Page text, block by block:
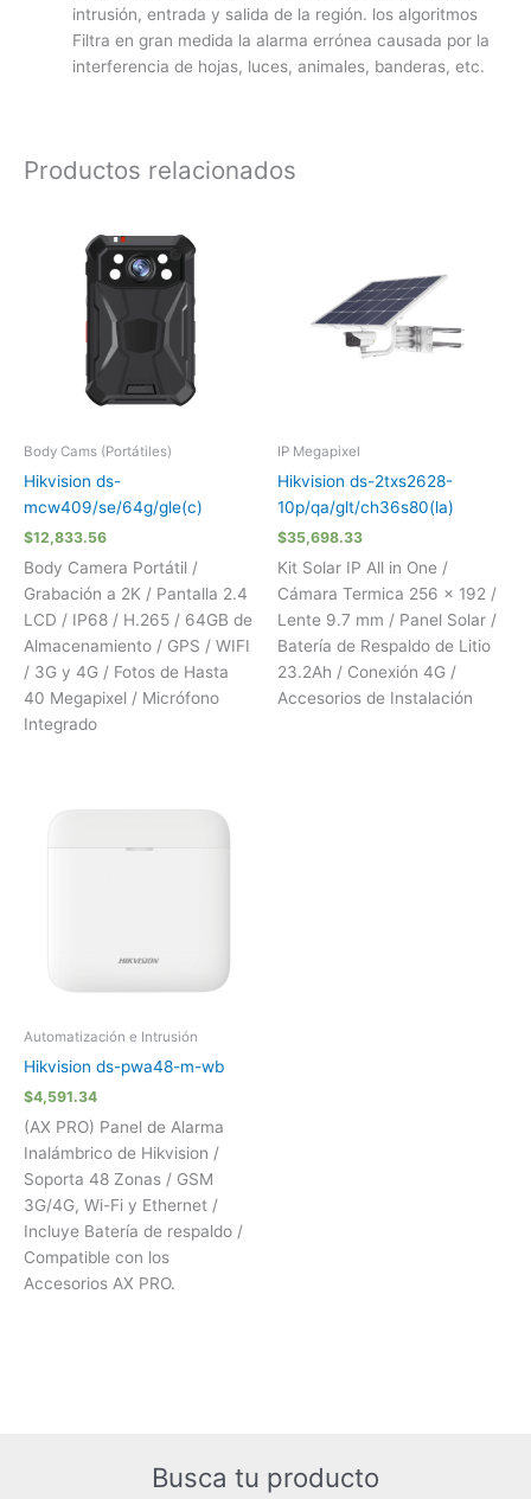
intrusión, entrada y salida de la región. los algoritmos
Filtra en gran medida la alarma errónea causada por la
interferencia de hojas, luces, animales, banderas, etc.
Productos relacionados
Body Cams (Portátiles)
Hikvision ds-
mcw409/se/64g/gle(c)
$12,833.56
Body Camera Portátil /
Grabación a 2K / Pantalla 2.4
LCD / IP68 / H.265 / 64GB de
Almacenamiento / GPS / WIFI
/ 3G y 4G / Fotos de Hasta
40 Megapixel / Micrófono
Integrado
IP Megapixel
Hikvision ds-2txs2628-
10p/qa/glt/ch36s80(la)
$35,698.33
Kit Solar IP All in One /
Cámara Termica 256 × 192 /
Lente 9.7 mm / Panel Solar /
Batería de Respaldo de Litio
23.2Ah / Conexión 4G /
Accesorios de Instalación
Automatización e Intrusión
Hikvision ds-pwa48-m-wb
$4,591.34
(AX PRO) Panel de Alarma
Inalámbrico de Hikvision /
Soporta 48 Zonas / GSM
3G/4G, Wi-Fi y Ethernet /
Incluye Batería de respaldo /
Compatible con los
Accesorios AX PRO.
Busca tu producto